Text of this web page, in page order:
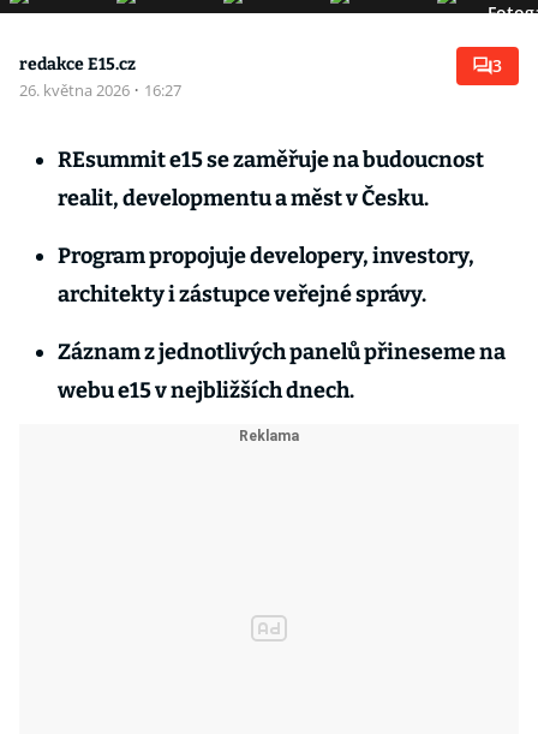
redakce E15.cz
26. května 2026 · 16:27
3
REsummit e15 se zaměřuje na budoucnost
realit, developmentu a měst v Česku.
Program propojuje developery, investory,
architekty i zástupce veřejné správy.
Záznam z jednotlivých panelů přineseme na
webu e15 v nejbližších dnech.